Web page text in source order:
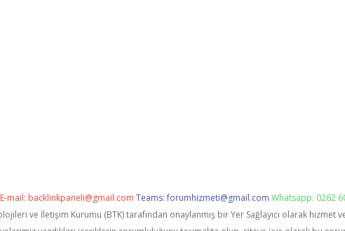
E-mail: backlinkpaneli@gmail.com Teams:forumhizmeti@gmail.com Whatsapp: 0262
ve İletişim Kurumu (BTK) tarafından onaylanmış bir Yer Sağlayıcı olarak